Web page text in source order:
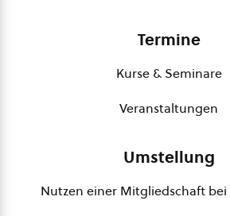
Termine
Kurse & Seminare
Veranstaltungen
Umstellung
Nutzen einer Mitgliedschaft bei